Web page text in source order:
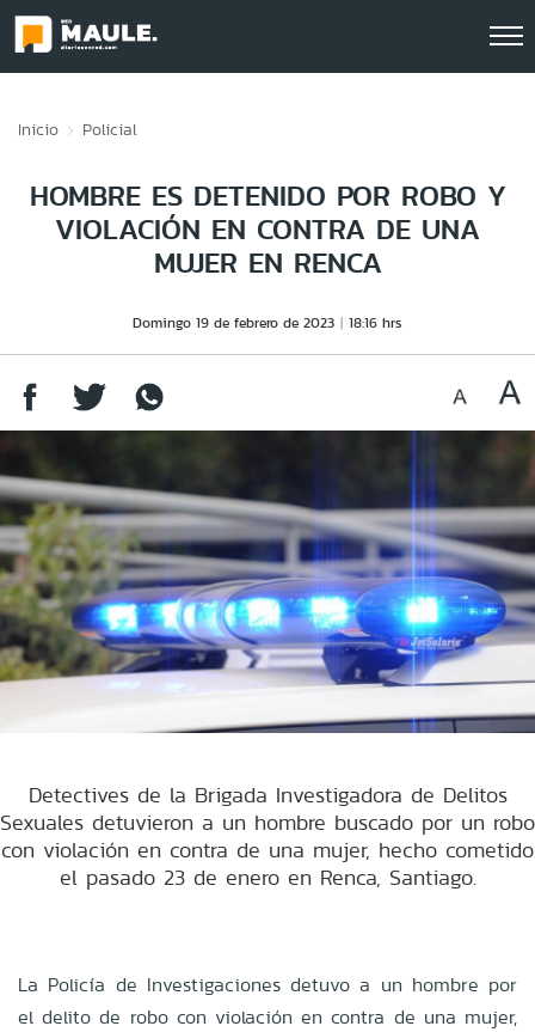
Inicio Policial
HOMBRE ES DETENIDO POR ROBO Y
VIOLACIÓN EN CONTRA DE UNA
MUJER EN RENCA
Domingo 19 de febrero de 2023 18:16 hrs
Detectives de la Brigada Investigadora de Delitos
Sexuales detuvieron a un hombre buscado por un robo
con violación en contra de una mujer, hecho cometido
el pasado 23 de enero en Renca, Santiago.
La Policía de Investigaciones detuvo a un hombre por
el delito de robo con violación en contra de una mujer,